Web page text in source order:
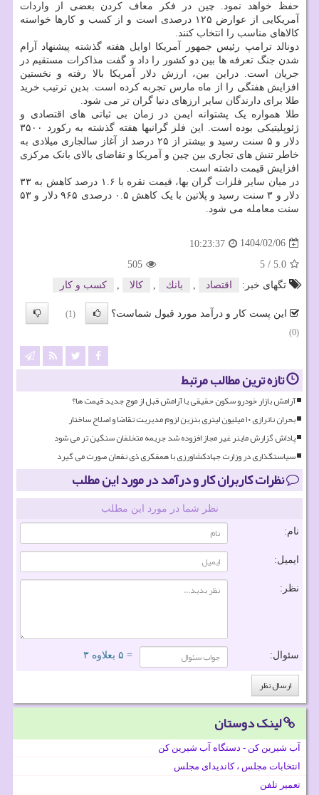
حفظ خواهد نمود. چین در فکر معاف کردن بعضی از واردات
آمریکایی از عوارض ۱۲۵ درصدی است و از کسب و کارها خواسته
کالاهای مناسب را انتخاب کنند.
دونالد ترامپ رئیس جمهور آمریکا اوایل هفته گذشته پیشنهاد آرام
شدن جنگ تعرفه ها بین دو کشور را داد و گفت مذاکرات مستقیم در
جریان است. دراین بین، ارزش دلار آمریکا بالا رفته و نخستین
افزایش هفتگی را از ماه مارس تجربه کرده است. بدین ترتیب خرید
طلا برای دارندگان سایر ارزهای دنیا گران تر می شود.
طلا همواره یک پشتوانه ایمن در زمان بی ثباتی های اقتصادی و
ژئوپلیتیکی بوده است. این فلز گرانبها هفته گذشته به رکورد ۳۵۰۰
دلار و ۵ سنت رسید و بیشتر از ۲۵ درصد از آغاز سالجاری میلادی به
خاطر تنش های تجاری بین چین و آمریکا و تقاضای بالای بانک مرکزی
افزایش قیمت داشته است.
در میان سایر فلزات گران بها، قیمت نقره با ۱.۶ درصد کاهش به ۳۳
دلار و ۳ سنت رسید و پلاتین با یک کاهش ۰.۵ درصدی ۹۶۵ دلار و ۵۳
سنت معامله می شود.
1404/02/06
10:23:37
5.0
/
5
505
تگهای خبر:
اقتصاد , بانك , كالا , كسب و كار
این پست کار و درآمد مورد قبول شماست؟
(1)
(0)
تازه ترین مطالب مرتبط
آرامش بازار خودرو سکون حقیقی یا آرامش قبل از موج جدید قیمت ها؟
بحران ناترازی ۱۰ میلیون لیتری بنزین لزوم مدیریت تقاضا و اصلاح ساختار
پاداش گزارش ماینر غیر مجاز افزوده شد جریمه متخلفان سنگین تر می شود
سیاستگذاری در وزارت جهادکشاورزی با همفکری ذی نفعان صورت می گیرد
نظرات کاربران کار و درآمد در مورد این مطلب
نظر شما در مورد این مطلب
نام:
ایمیل:
نظر:
سئوال: = ۵ بعلاوه ۳
لینک دوستان
آب شیرین کن - دستگاه آب شیرین کن
انتخابات مجلس ، کاندیدای مجلس
تعمیر تلفن